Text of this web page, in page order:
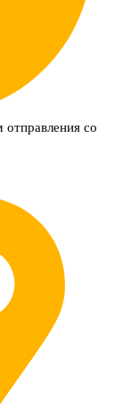
со